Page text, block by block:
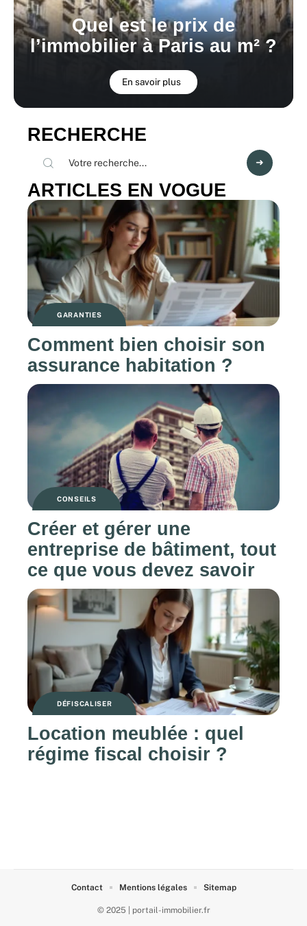
Quel est le prix de
l’immobilier à Paris au m² ?
En savoir plus
RECHERCHE
ARTICLES EN VOGUE
GARANTIES
Comment bien choisir son
assurance habitation ?
CONSEILS
Créer et gérer une
entreprise de bâtiment, tout
ce que vous devez savoir
DÉFISCALISER
Location meublée : quel
régime fiscal choisir ?
© 2025 | portail-immobilier.fr
Contact Mentions légales Sitemap